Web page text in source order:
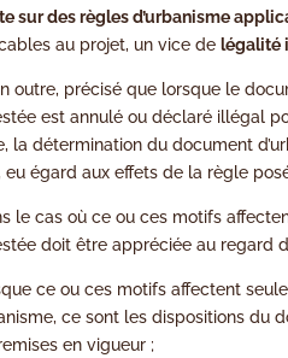
sur des règles d’urbanisme
au projet, un vice de légalité
outre, précisé que lorsque le
est annulé ou déclaré illégal
la détermination du document
eu égard aux effets de la règle
le cas où ce ou ces motifs
doit être appréciée au regard
ce ou ces motifs affectent
ce sont les dispositions
en vigueur ;